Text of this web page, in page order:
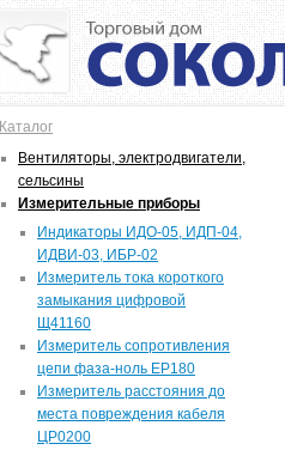
Каталог
Вентиляторы, электродвигатели,
сельсины
Измерительные приборы
Индикаторы ИДО-05, ИДП-04,
ИДВИ-03, ИБР-02
Измеритель тока короткого
замыкания цифровой
Щ41160
Измеритель сопротивления
цепи фаза-ноль ЕР180
Измеритель расстояния до
места повреждения кабеля
ЦР0200